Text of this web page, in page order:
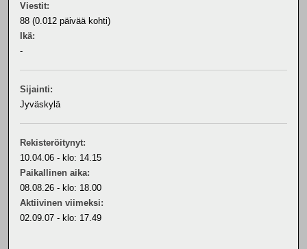
Viestit:
88 (0.012 päivää kohti)
Ikä:
-
Sijainti:
Jyväskylä
Rekisteröitynyt:
10.04.06 - klo: 14.15
Paikallinen aika:
08.08.26 - klo: 18.00
Aktiivinen viimeksi:
02.09.07 - klo: 17.49